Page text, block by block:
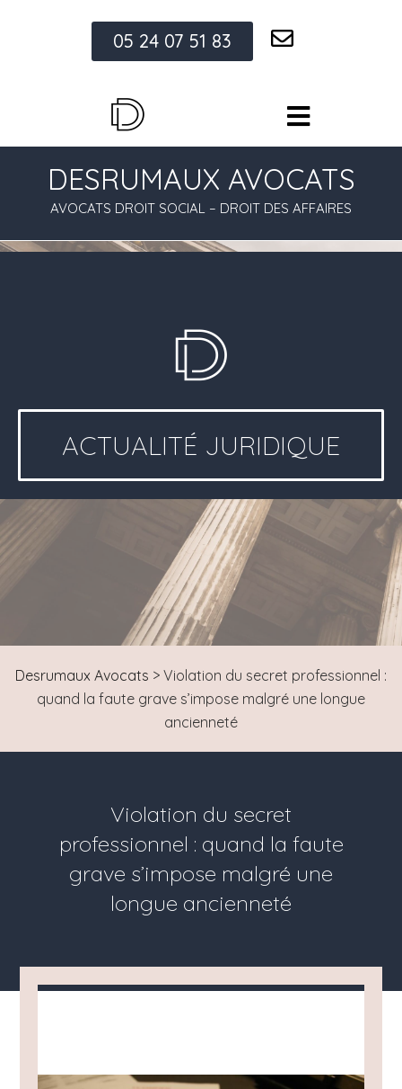
05 24 07 51 83
DESRUMAUX AVOCATS
AVOCATS DROIT SOCIAL – DROIT DES AFFAIRES
ACTUALITÉ JURIDIQUE
Desrumaux Avocats > Violation du secret professionnel :
quand la faute grave s’impose malgré une longue
ancienneté
Violation du secret
professionnel : quand la faute
grave s’impose malgré une
longue ancienneté